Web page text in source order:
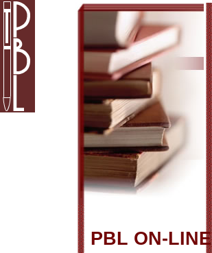
PBL ON-LINE